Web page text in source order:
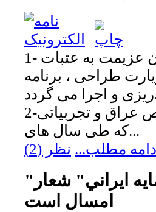
1- ثبت نام مقدماتی و اینترنتی از داوطلبان عزیمت به عتبات
طراحی ، برنامه
گردد.
2-سازمان حج و زیارت به دلیل شرایط خاص عراق و تجربیاتی
که طی سال های...
ادامه مطلب... نظر (2)
"تولید ملي و حمایت از کار و سرمایه‌ ایراني" شعار
امسال است